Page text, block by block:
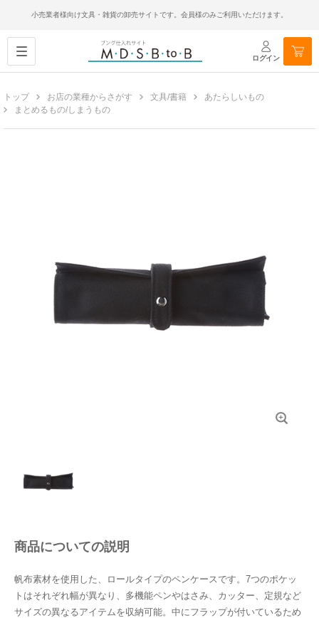
小売業者様向け文具・雑貨の卸売サイトです。会員様のみご利用いただけます。
ログイン
トップ お店の業種からさがす 文具/書籍
あたらしいもの
まとめるもの/しまうもの
商品についての説明
帆布素材を使用した、ロールタイプのペンケースです。7つのポケッ
トはそれぞれ幅が異なり、多機能ペンやはさみ、カッター、定規など
サイズの異なるアイテムを収納可能。中にフラップが付いているため